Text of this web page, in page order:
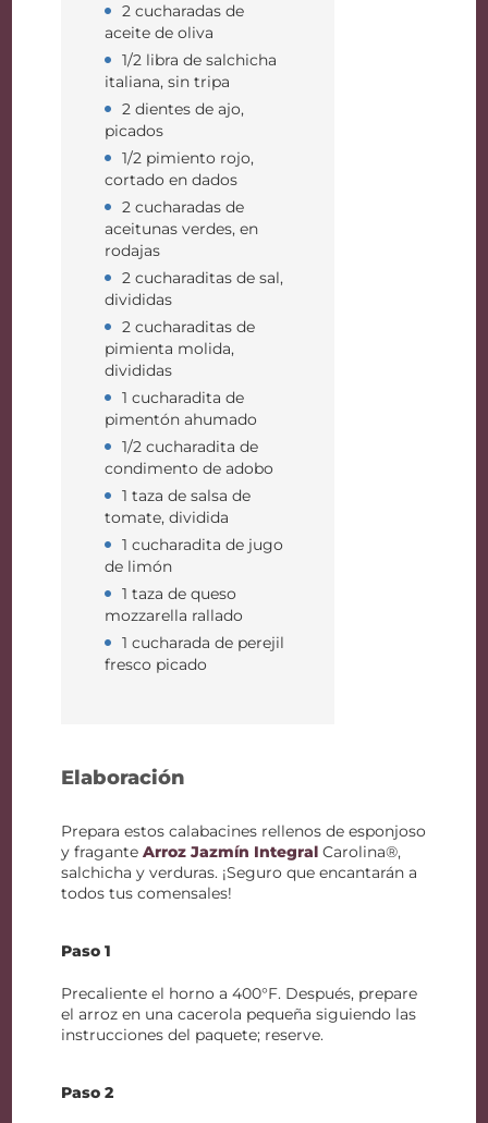
2 cucharadas de
aceite de oliva
1/2 libra de salchicha
italiana, sin tripa
2 dientes de ajo,
picados
1/2 pimiento rojo,
cortado en dados
2 cucharadas de
aceitunas verdes, en
rodajas
2 cucharaditas de sal,
divididas
2 cucharaditas de
pimienta molida,
divididas
1 cucharadita de
pimentón ahumado
1/2 cucharadita de
condimento de adobo
1 taza de salsa de
tomate, dividida
1 cucharadita de jugo
de limón
1 taza de queso
mozzarella rallado
1 cucharada de perejil
fresco picado
Elaboración
Prepara estos calabacines rellenos de esponjoso
y fraganteArroz Jazmín Integral Carolina®,
salchicha y verduras. ¡Seguro que encantarán a
todos tus comensales!
Paso 1
Precaliente el horno a 400°F. Después, prepare
el arroz en una cacerola pequeña siguiendo las
instrucciones del paquete; reserve.
Paso 2